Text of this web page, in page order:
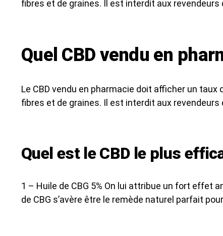
fibres et de graines. Il est interdit aux
Quel CBD vendu en
Le CBD vendu en pharmacie doit afficher un
fibres et de graines. Il est interdit aux
Quel est le CBD le plus
1 – Huile de CBG 5% On lui attribue un fort effet
de CBG s’avère être le remède naturel parfait